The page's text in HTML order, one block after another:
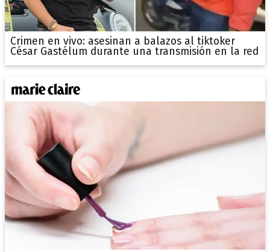
Crimen en vivo: asesinan a balazos al tiktoker
César Gastélum durante una transmisión en la red